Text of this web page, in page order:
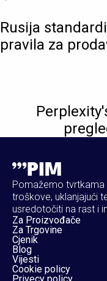
Rusija
pravila za
Pomažemo
troškove, uklanjajući
usredotočiti na rast i
Za Proizvođače
Za Trgovine
Cjenik
Blog
Vijesti
Cookie policy
Privecy policy